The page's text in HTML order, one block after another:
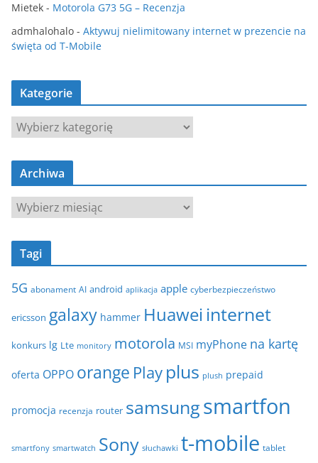
Mietek - Motorola G73 5G – Recenzja
admhalohalo - Aktywuj nielimitowany internet w prezencie na
święta od T-Mobile
Kategorie
K
a
t
g
e
Archiwa
A
r
c
w
Tagi
5G abonament AI android aplikacja apple cyberbezpieczeństwo
ericsson galaxy hammer Huawei internet
konkurs lg Lte monitory motorola MSI myPhone na kartę
oferta OPPO orange Play plus plush prepaid
promocja recenzja router samsungsmartfon
smartfony smartwatch Sony słuchawki t-mobile tablet